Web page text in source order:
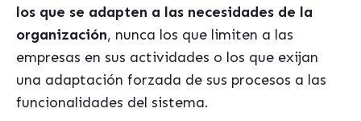
los que se adapten a las necesidades de la
organización, nunca los que limiten a las
empresas en sus actividades o los que exijan
una adaptación forzada de sus procesos a las
funcionalidades del sistema.